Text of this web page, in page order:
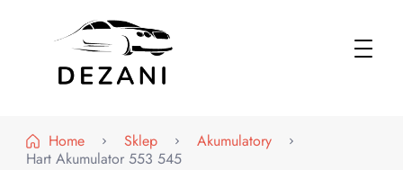
Home
Sklep
Akumulatory
Hart Akumulator 553 545